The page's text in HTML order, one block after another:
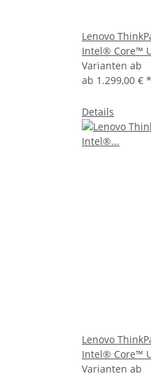
Lenovo
Intel® Core™
Varianten ab
ab 1.299,00 € *
Details
Lenovo
Intel® Core™
Varianten ab